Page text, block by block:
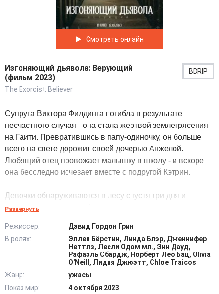
Смотреть онлайн
Изгоняющий дьявола: Верующий
(фильм 2023)
The Exorcist: Believer
BDRIP
Супруга Виктора Филдинга погибла в результате
несчастного случая - она стала жертвой землетрясения
на Гаити. Превратившись в папу-одиночку, он больше
всего на свете дорожит своей дочерью Анжелой.
Любящий отец провожает малышку в школу - и вскоре
она бесследно исчезает вместе с подругой Кэтрин.
Девочки обнаруживаются в лесу спустя три дня и
демонстрируют до крайности странное поведение.
не больше двух часов. Они постепенно проявляют
агрессию, жалуются на самочувствие, нападают на
людей. У родителей появляется страшное подозрение -
девочки одержимы демоном.
Для борьбы с потусторонним злом требуется опытный
Развернуть
Режиссер:
Дэвид Гордон Грин
В ролях:
Эллен Бёрстин, Линда Блэр, Дженнифер
Неттлз, Лесли Одом мл., Энн Дауд,
Рафаэль Сбардж, Норберт Лео Бац, Olivia
O'Neill, Лидия Джюэтт, Chloe Traicos
Жанр:
ужасы
Показ мир:
4 октября 2023